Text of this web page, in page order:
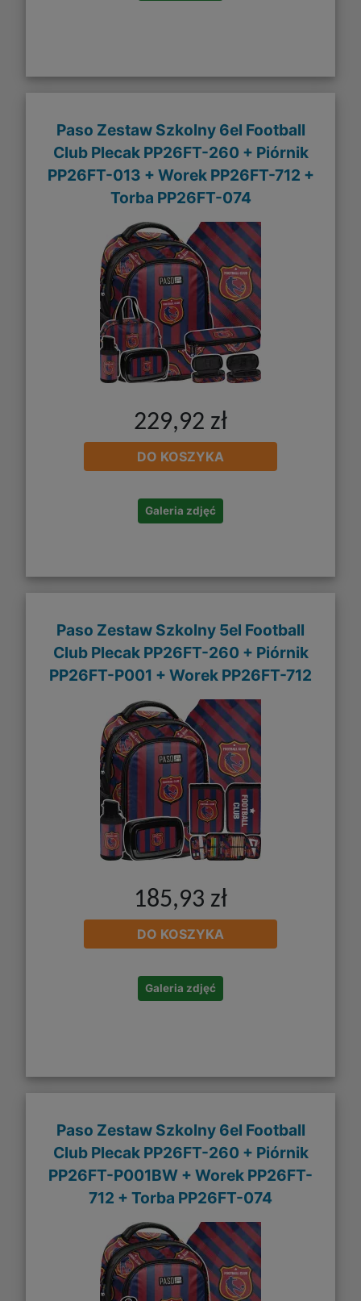
Paso Zestaw Szkolny 6el Football
Club Plecak PP26FT-260 + Piórnik
PP26FT-013 + Worek PP26FT-712 +
Torba PP26FT-074
229,92 zł
DO KOSZYKA
Galeria zdjęć
Paso Zestaw Szkolny 5el Football
Club Plecak PP26FT-260 + Piórnik
PP26FT-P001 + Worek PP26FT-712
185,93 zł
DO KOSZYKA
Galeria zdjęć
Paso Zestaw Szkolny 6el Football
Club Plecak PP26FT-260 + Piórnik
PP26FT-P001BW + Worek PP26FT-
712 + Torba PP26FT-074